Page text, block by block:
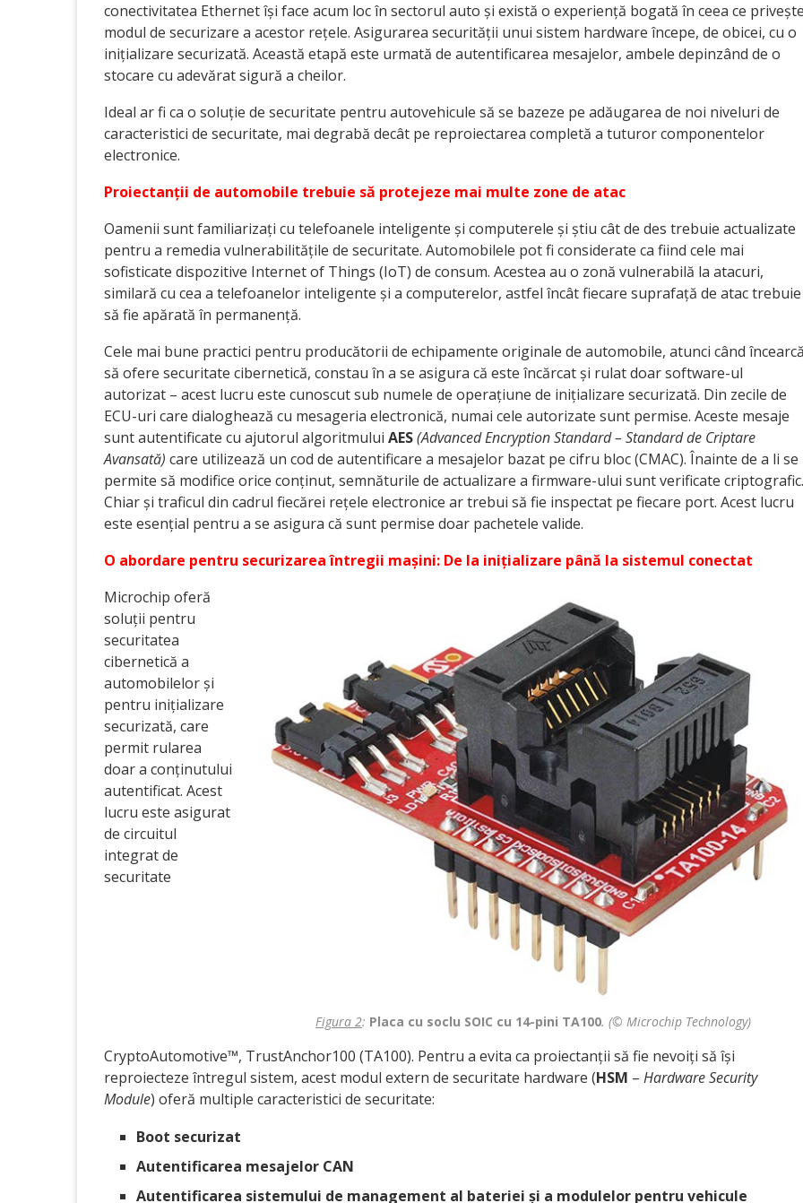
conectivitatea Ethernet își face acum loc în sectorul auto și există o experiență bogată în ceea ce
modul de securizare a acestor rețele. Asigurarea securității unui sistem hardware începe, de obicei, cu o
inițializare securizată. Această etapă este urmată de autentificarea mesajelor, ambele depinzând de o
stocare cu adevărat sigură a cheilor.
Ideal ar fi ca o soluție de securitate pentru autovehicule să se bazeze pe adăugarea de noi niveluri de
caracteristici de securitate, mai degrabă decât pe reproiectarea completă a tuturor componentelor
electronice.
Proiectanții de automobile trebuie să protejeze mai multe zone de atac
Oamenii sunt familiarizați cu telefoanele inteligente și computerele și știu cât de des trebuie actualizate
pentru a remedia vulnerabilitățile de securitate. Automobilele pot fi considerate ca fiind cele mai
sofisticate dispozitive Internet of Things (IoT) de consum. Acestea au o zonă vulnerabilă la atacuri,
similară cu cea a telefoanelor inteligente și a computerelor, astfel încât fiecare suprafață de atac trebuie
să fie apărată în permanență.
Cele mai bune practici pentru producătorii de echipamente originale de automobile, atunci când
să ofere securitate cibernetică, constau în a se asigura că este încărcat și rulat doar software-ul
autorizat – acest lucru este cunoscut sub numele de operațiune de inițializare securizată. Din zecile de
ECU-uri care dialoghează cu mesageria electronică, numai cele autorizate sunt permise. Aceste mesaje
sunt autentificate cu ajutorul algoritmului AES(Advanced Encryption Standard – Standard de Criptare
Avansată) care utilizează un cod de autentificare a mesajelor bazat pe cifru bloc (CMAC). Înainte de a li se
permite să modifice orice conținut, semnăturile de actualizare a firmware-ului sunt verificate criptografic.
Chiar și traficul din cadrul fiecărei rețele electronice ar trebui să fie inspectat pe fiecare port. Acest lucru
este esențial pentru a se asigura că sunt permise doar pachetele valide.
O abordare pentru securizarea întregii mașini: De la inițializare până la sistemul conectat
Figura 2: Placa cu soclu SOIC cu 14-pini TA100. (© Microchip Technology)
Microchip oferă
soluții pentru
securitatea
cibernetică a
automobilelor și
pentru inițializare
securizată, care
permit rularea
doar a conținutului
autentificat. Acest
lucru este asigurat
de circuitul
integrat de
securitate
CryptoAutomotive™, TrustAnchor100 (TA100). Pentru a evita ca proiectanții să fie nevoiți să își
reproiecteze întregul sistem, acest modul extern de securitate hardware (HSM – Hardware Security
Module) oferă multiple caracteristici de securitate:
Boot securizat
Autentificarea mesajelor CAN
Autentificarea sistemului de management al bateriei și a modulelor pentru vehicule